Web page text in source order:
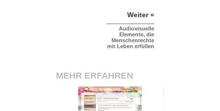
Weiter »
Audiovisuelle
Elemente, die
Menschenrechte
mit Leben erfüllen
MEHR ERFAHREN